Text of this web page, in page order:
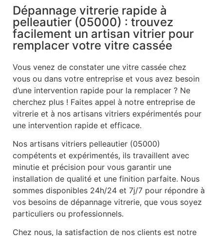
Dépannage vitrerie rapide à
pelleautier (05000) : trouvez
facilement un artisan vitrier pour
remplacer votre vitre cassée
Vous venez de constater une vitre cassée chez
vous ou dans votre entreprise et vous avez besoin
d’une intervention rapide pour la remplacer ? Ne
cherchez plus ! Faites appel à notre entreprise de
vitrerie et à nos artisans vitriers expérimentés pour
une intervention rapide et efficace.
Nos artisans vitriers pelleautier (05000)
compétents et expérimentés, ils travaillent avec
minutie et précision pour vous garantir une
installation de qualité et une finition parfaite. Nous
sommes disponibles 24h/24 et 7j/7 pour répondre à
vos besoins de dépannage vitrerie, que vous soyez
particuliers ou professionnels.
Chez nous, la satisfaction de nos clients est notre